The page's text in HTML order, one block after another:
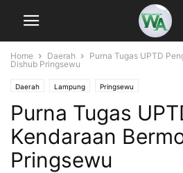
Home Daerah
Purna Tugas UPTD
Dishub Pringsewu
Daerah Lampung Pringsewu
Purna Tugas
Kendaraan
Pringsewu